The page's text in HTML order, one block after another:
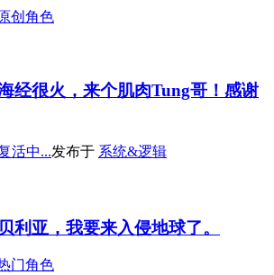
创角色
经很火，来个肌肉Tung哥！感谢
活中...发布于 系统&逻辑
利亚，我要来入侵地球了。
门角色